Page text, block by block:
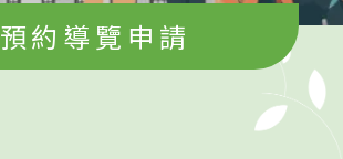
預約導覽申請